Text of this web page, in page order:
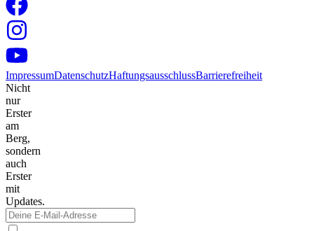
ImpressumDatenschutzHaftungsausschlussBarrierefreiheit
Nicht
nur
Erster
am
Berg,
sondern
auch
Erster
mit
Updates.